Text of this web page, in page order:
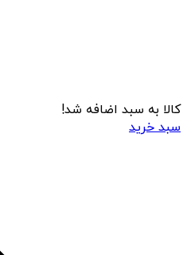
کالا به سبد اضافه شد!
سبد خرید